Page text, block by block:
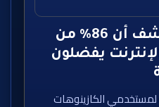
دراسة أوكرانية تكشف أن 86% من
يفضلون
لمستخدمي الكازينوهات